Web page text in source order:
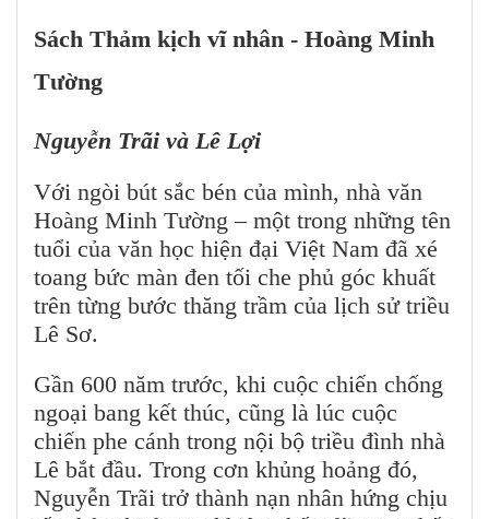
Sách Thảm kịch vĩ nhân - Hoàng Minh
Tường
Nguyễn Trãi và Lê Lợi
Với ngòi bút sắc bén của mình, nhà văn
Hoàng Minh Tường – một trong những tên
tuổi của văn học hiện đại Việt Nam đã xé
toang bức màn đen tối che phủ góc khuất
trên từng bước thăng trầm của lịch sử triều
Lê Sơ.
Gần 600 năm trước, khi cuộc chiến chống
ngoại bang kết thúc, cũng là lúc cuộc
chiến phe cánh trong nội bộ triều đình nhà
Lê bắt đầu. Trong cơn khủng hoảng đó,
Nguyễn Trãi trở thành nạn nhân hứng chịu